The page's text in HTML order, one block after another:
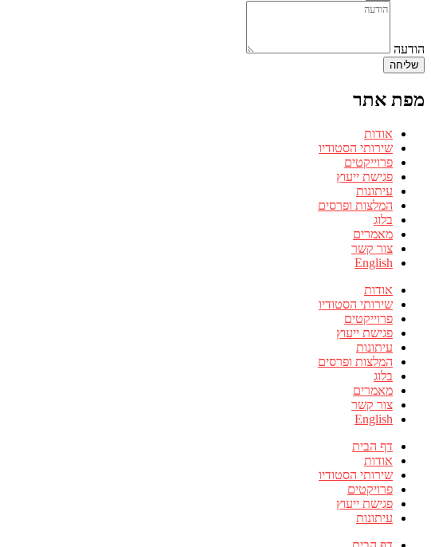
הודעה
שליחה
מפת אתר
אודות
שירותי הסטודיו
פרוייקטים
פגישת ייעוץ
עיתונות
המלצות ופרסים
בלוג
מאמרים
צור קשר
English
אודות
שירותי הסטודיו
פרוייקטים
פגישת ייעוץ
עיתונות
המלצות ופרסים
בלוג
מאמרים
צור קשר
English
דף הבית
אודות
שירותי הסטודיו
פרויקטים
פגישת ייעוץ
עיתונות